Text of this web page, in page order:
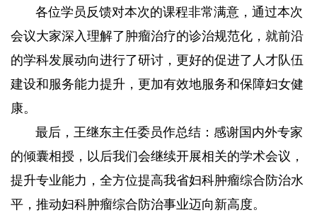
各位学员反馈对本次的课程非常满意，通过本次
会议大家深入理解了肿瘤治疗的诊治规范化，就前沿
的学科发展动向进行了研讨，更好的促进了人才队伍
建设和服务能力提升，更加有效地服务和保障妇女健
康。
最后，王继东主任委员作总结：感谢国内外专家
的倾囊相授，以后我们会继续开展相关的学术会议，
提升专业能力，全方位提高我省妇科肿瘤综合防治水
平，推动妇科肿瘤综合防治事业迈向新高度。